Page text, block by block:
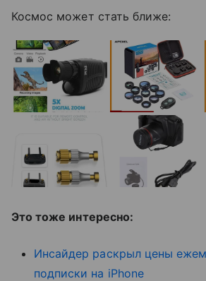
Космос может стать ближе:
Это тоже интересно:
Инсайдер раскрыл цены
подписки на iPhone